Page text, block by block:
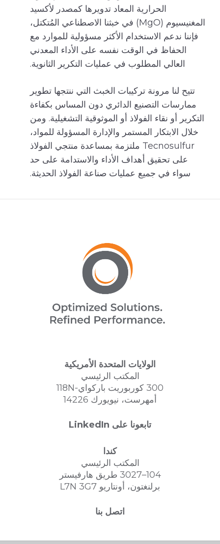
الحرارية المعاد تدويرها كمصدر لأكسيد
المغنيسيوم (MgO) في خبثنا الاصطناعي المُتكتل،
فإننا ندعم الاستخدام الأكثر مسؤولية للموارد مع
الحفاظ في الوقت نفسه على الأداء المعدني
العالي المطلوب في عمليات التكرير الثانوية.
تتيح لنا مرونة تركيبات الخبث التي ننتجها تطوير
ممارسات التصنيع الدائري دون المساس بكفاءة
التكرير أو نقاء الفولاذ أو الموثوقية التشغيلية. ومن
خلال الابتكار المستمر والإدارة المسؤولة للمواد،
Tecnosulfur ملتزمة بمساعدة منتجي الفولاذ
على تحقيق أهداف الأداء والاستدامة على حد
سواء في جميع عمليات صناعة الفولاذ الحديثة.
الولايات المتحدة الأمريكية
المكتب الرئيسي
300 كوربوريت باركواي-118N
أمهرست، نيويورك 14226
تابعونا على LinkedIn
كندا
المكتب الرئيسي
104–3027 طريق هارفيستر
برلنغتون، أونتاريو L7N 3G7
اتصل بنا